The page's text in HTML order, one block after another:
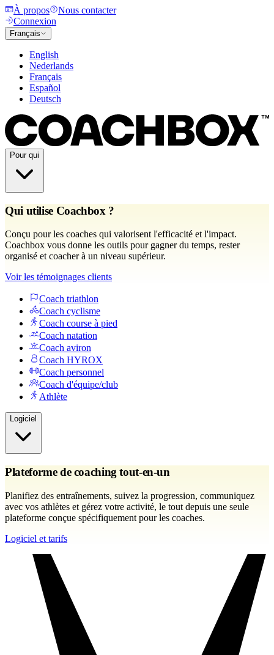
À propos
Nous contacter
Connexion
Français
English
Nederlands
Français
Español
Deutsch
Pour qui
Qui utilise Coachbox ?
Conçu pour les coaches qui valorisent l'efficacité et l'impact.
Coachbox vous donne les outils pour gagner du temps, rester
organisé et coacher à un niveau supérieur.
Voir les témoignages clients
Coach triathlon
Coach cyclisme
Coach course à pied
Coach natation
Coach aviron
Coach HYROX
Coach personnel
Coach d'équipe/club
Athlète
Logiciel
Plateforme de coaching tout-en-un
Planifiez des entraînements, suivez la progression, communiquez
avec vos athlètes et gérez votre activité, le tout depuis une seule
plateforme conçue spécifiquement pour les coaches.
Logiciel et tarifs